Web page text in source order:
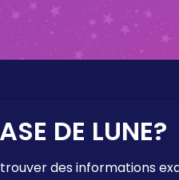
DE LUNE?
des informations